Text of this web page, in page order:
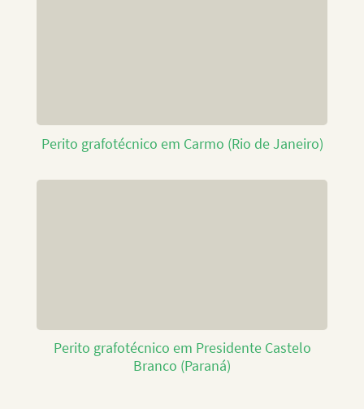
Perito grafotécnico em Carmo (Rio de Janeiro)
Perito grafotécnico em Presidente Castelo
Branco (Paraná)